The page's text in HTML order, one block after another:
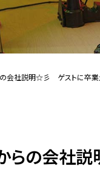
会社説明☆彡 ゲストに卒業
らの会社